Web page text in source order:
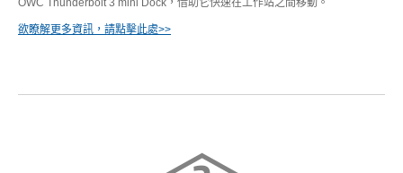
OWC Thunderbolt 3 mini Dock，借助它快速在工作站之間移動。
欲瞭解更多資訊，請點擊此處>>